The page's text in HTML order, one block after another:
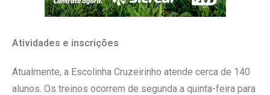
Atividades e inscrições
Atualmente, a Escolinha Cruzeirinho atende cerca de 140
alunos. Os treinos ocorrem de segunda a quinta-feira para